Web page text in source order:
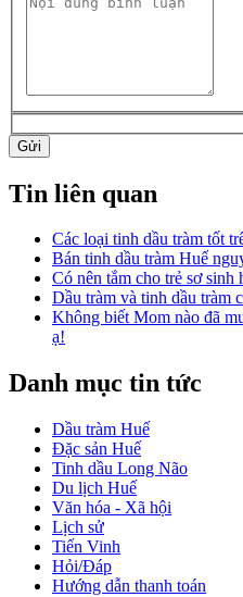
Gửi
Tin liên quan
Các loại tinh dầu tràm tốt
Bán tinh dầu tràm Huế
Có nên tắm cho trẻ sơ sinh
Dầu tràm và tinh dầu tràm
Không biết Mom nào đã
ạ!
Danh mục tin tức
Dầu tràm Huế
Đặc sản Huế
Tinh dầu Long Não
Du lịch Huế
Văn hóa - Xã hội
Lịch sử
Tiến Vinh
Hỏi/Đáp
Hướng dẫn thanh toán